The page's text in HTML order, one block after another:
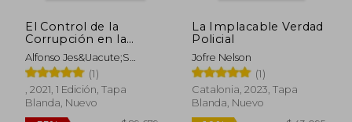
El Control de la
Corrupción en la
Monarquía Hispánica.
La Casa de la
Contratación (1642-
1660): 377 (Historia)
Alfonso Jes&Uacute;S
Heredia L&Oacute;Pez
(1)
, 2021, 1 Edición, Tapa
Blanda, Nuevo
La Implacable Verdad
Policial
Jofre Nelson
(1)
Catalonia, 2023, Tapa
Blanda, Nuevo